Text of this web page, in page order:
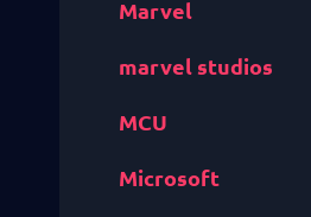
Marvel
marvel studios
MCU
Microsoft